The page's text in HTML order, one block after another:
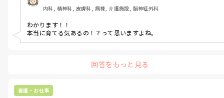
折れるな！腐るな！大丈夫！！看護は全て経験のみ。て言っては
タッフ！悪い人ではないけど。新参者の私は言うにも誰にも言え
なくてそれも辛い。
内科, 精神科, 皮膚科, 病棟, 介護施設, 脳神経外科
わかります！！
本当に育てる気あるの！？って思いますよね。
回答をもっと見る
看護・お仕事